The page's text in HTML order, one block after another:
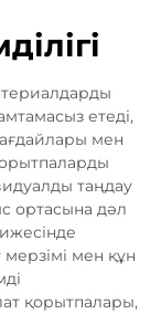
етеді,
мен
таңдау
ортасына дәл
мен құн
қорытпалары,